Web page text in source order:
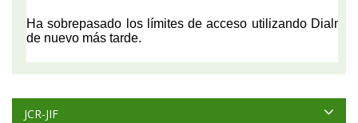
JCR-JIF